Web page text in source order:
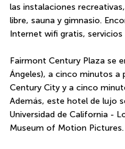
las instalaciones
libre, sauna y gimnasio.
Internet wifi gratis, servicios
Fairmont Century Plaza se
Ángeles), a cinco minutos
Century City y a cinco
Además, este hotel de lujo
Universidad de California -
Museum of Motion Pictures.